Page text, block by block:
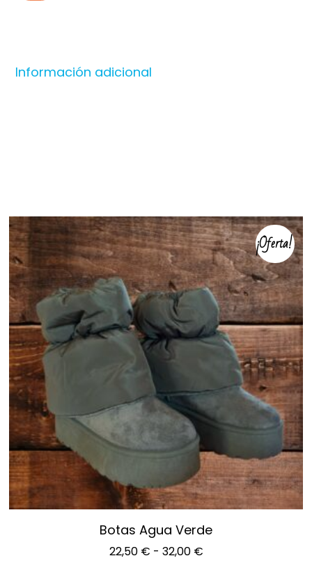
Información adicional
¡Oferta!
Botas Agua Verde
22,50 € - 32,00 €